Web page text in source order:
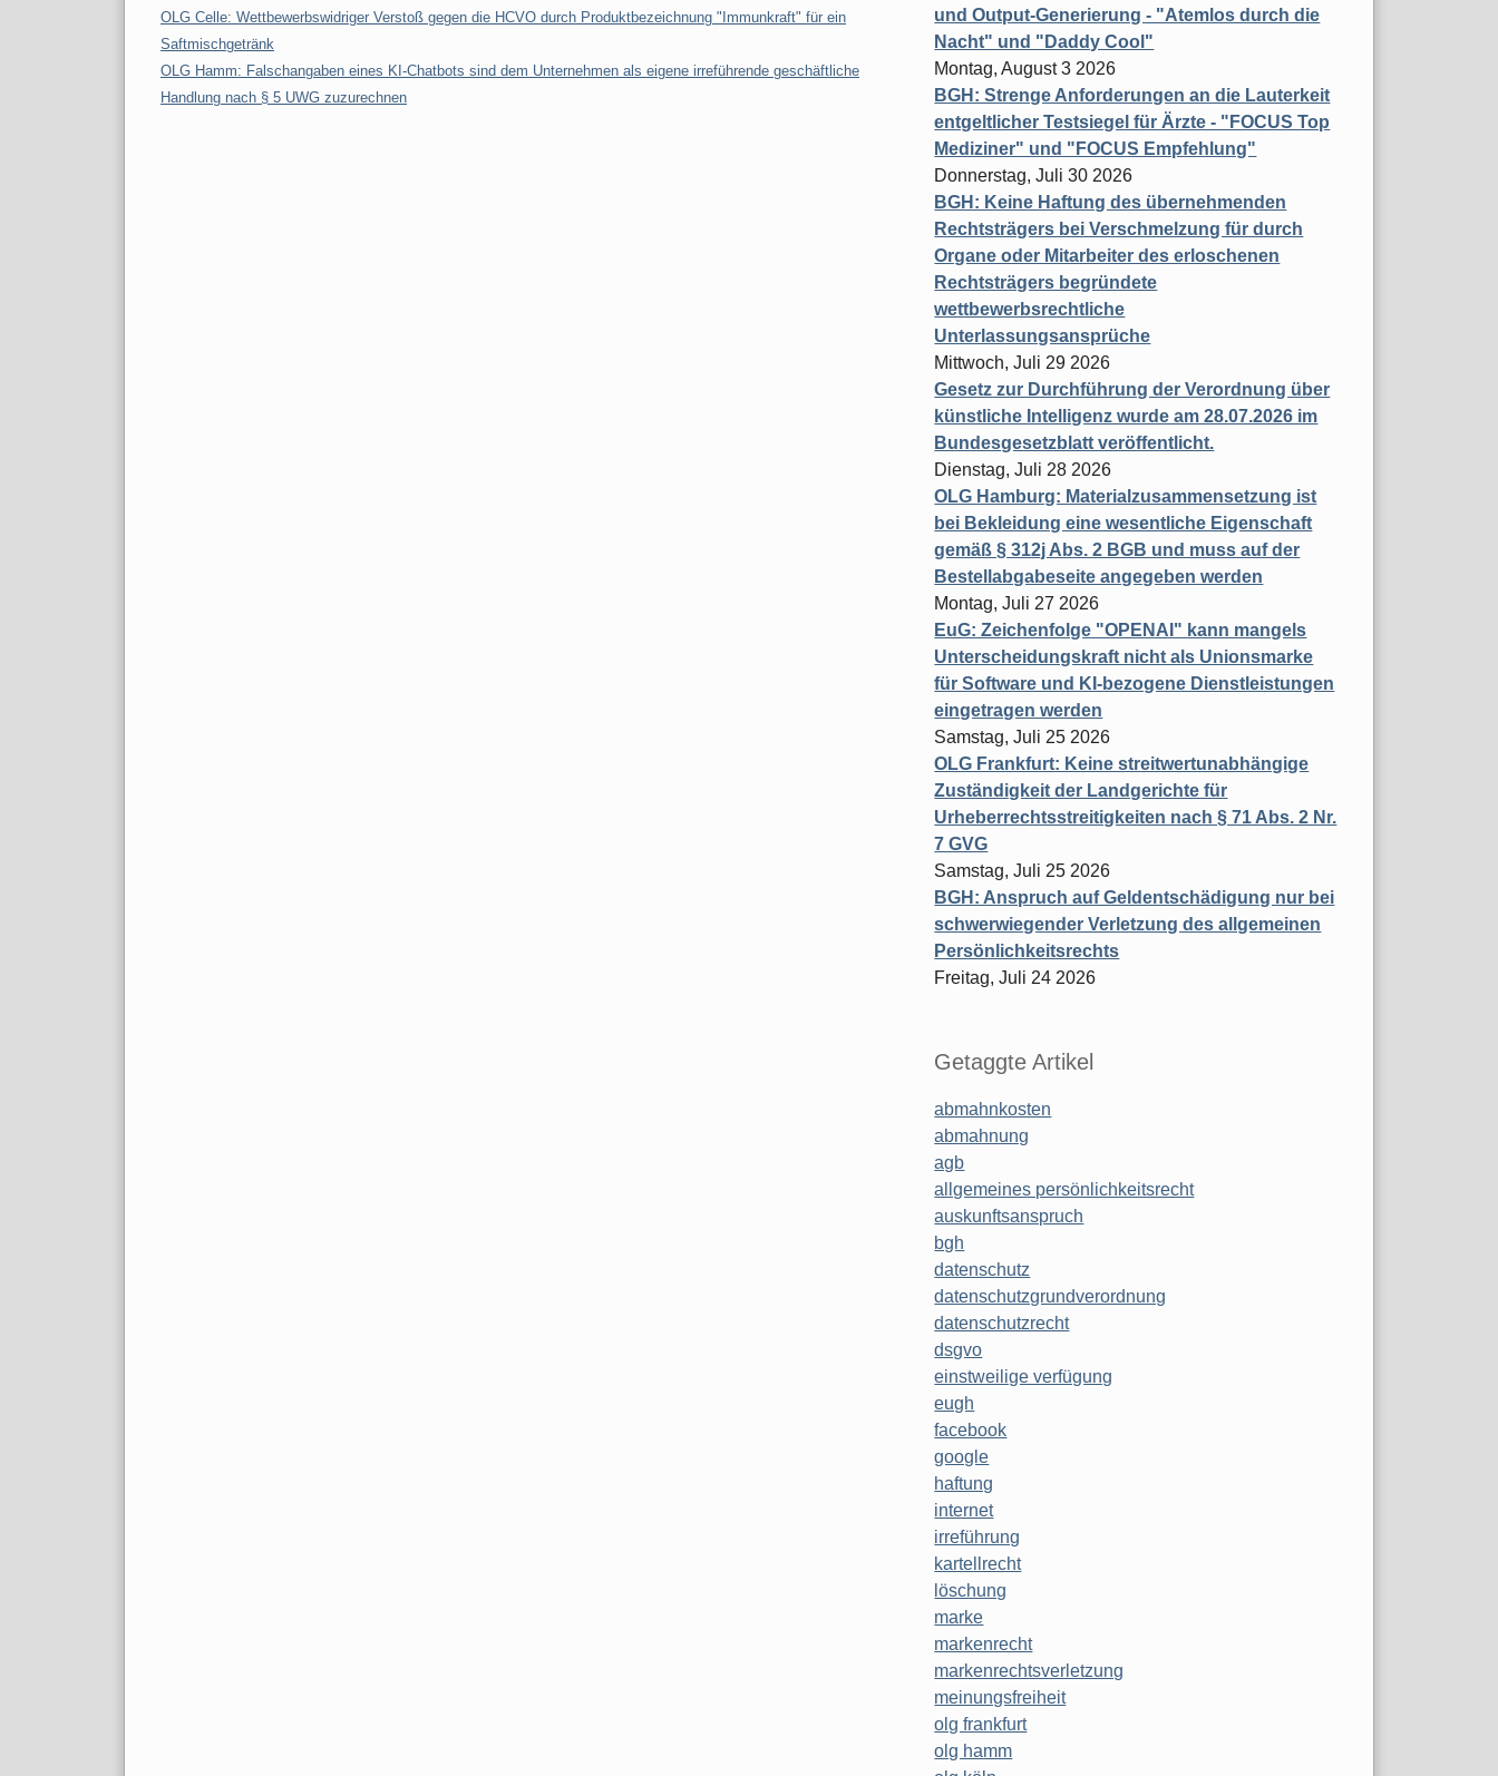
OLG Celle: Wettbewerbswidriger Verstoß gegen die HCVO durch Produktbezeichnung "Immunkraft" für ein
Saftmischgetränk
OLG Hamm: Falschangaben eines KI-Chatbots sind dem Unternehmen als eigene irreführende geschäftliche
Handlung nach § 5 UWG zuzurechnen
und Output-Generierung - "Atemlos durch die
Nacht" und "Daddy Cool"
Montag, August 3 2026
BGH: Strenge Anforderungen an die Lauterkeit
entgeltlicher Testsiegel für Ärzte - "FOCUS Top
Mediziner" und "FOCUS Empfehlung"
Donnerstag, Juli 30 2026
BGH: Keine Haftung des übernehmenden
Rechtsträgers bei Verschmelzung für durch
Organe oder Mitarbeiter des erloschenen
Rechtsträgers begründete
wettbewerbsrechtliche
Unterlassungsansprüche
Mittwoch, Juli 29 2026
Gesetz zur Durchführung der Verordnung über
künstliche Intelligenz wurde am 28.07.2026 im
Bundesgesetzblatt veröffentlicht.
Dienstag, Juli 28 2026
OLG Hamburg: Materialzusammensetzung ist
bei Bekleidung eine wesentliche Eigenschaft
gemäß § 312j Abs. 2 BGB und muss auf der
Bestellabgabeseite angegeben werden
Montag, Juli 27 2026
EuG: Zeichenfolge "OPENAI" kann mangels
Unterscheidungskraft nicht als Unionsmarke
für Software und KI-bezogene Dienstleistungen
eingetragen werden
Samstag, Juli 25 2026
OLG Frankfurt: Keine streitwertunabhängige
Zuständigkeit der Landgerichte für
Urheberrechtsstreitigkeiten nach § 71 Abs. 2 Nr.
7 GVG
Samstag, Juli 25 2026
BGH: Anspruch auf Geldentschädigung nur bei
schwerwiegender Verletzung des allgemeinen
Persönlichkeitsrechts
Freitag, Juli 24 2026
Getaggte Artikel
abmahnkosten
abmahnung
agb
allgemeines persönlichkeitsrecht
auskunftsanspruch
bgh
datenschutz
datenschutzgrundverordnung
datenschutzrecht
dsgvo
einstweilige verfügung
eugh
facebook
google
haftung
internet
irreführung
kartellrecht
löschung
marke
markenrecht
markenrechtsverletzung
meinungsfreiheit
olg frankfurt
olg hamm